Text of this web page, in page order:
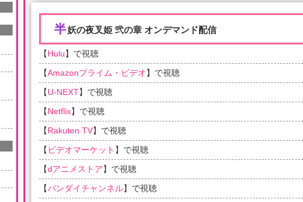
半妖の夜叉姫 弐の章 オンデマンド配信
【Hulu】で視聴
【Amazonプライム・ビデオ】で視聴
【U-NEXT】で視聴
【Netflix】で視聴
【Rakuten TV】で視聴
【 ビデオマーケット 】で視聴
【dアニメストア】で視聴
【バンダイチャンネル】で視聴